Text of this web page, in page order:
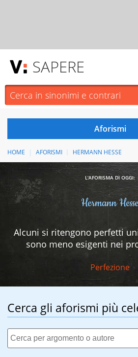
SAPERE
HOME AFORISMI HERMANN HESSE
L'AFORISMA DI OGGI:
Hermann
Alcuni si ritengono perfetti
sono meno esigenti nei
Perfezione
Cerca gli aforismi più